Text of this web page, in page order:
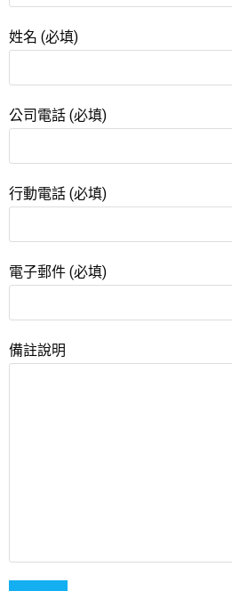
姓名 (必填)
公司電話 (必填)
行動電話 (必填)
電子郵件 (必填)
備註說明